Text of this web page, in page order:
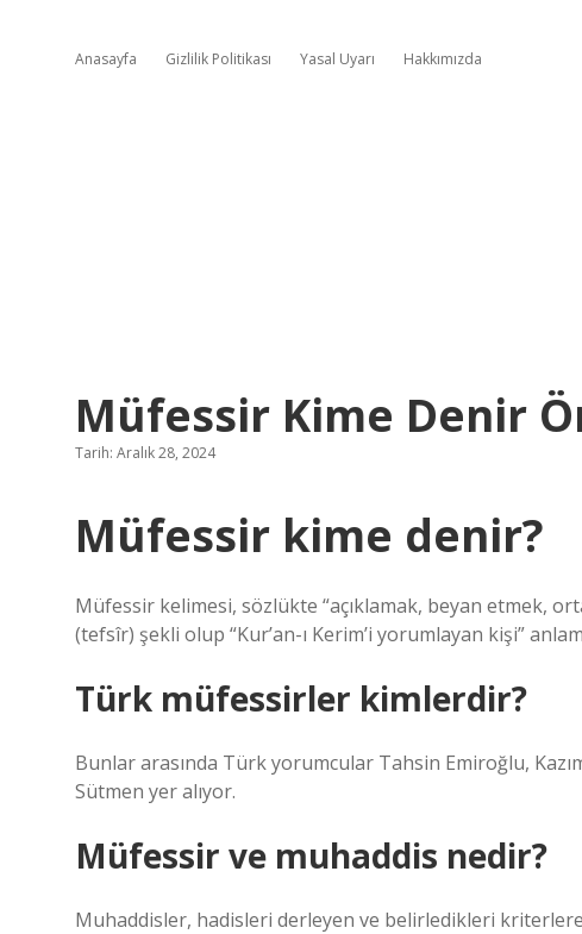
Anasayfa Gizlilik Politikası Yasal Uyarı Hakkımızda
Müfessir Kime Denir
Tarih: Aralık 28, 2024
Müfessir kime denir?
Müfessir kelimesi, sözlükte “açıklamak, beyan etmek,
(tefsîr) şekli olup “Kur’an-ı Kerim’i yorumlayan kişi”
Türk müfessirler kimlerdir?
Bunlar arasında Türk yorumcular Tahsin Emiroğlu,
Sütmen yer alıyor.
Müfessir ve muhaddis nedir?
Muhaddisler, hadisleri derleyen ve belirledikleri